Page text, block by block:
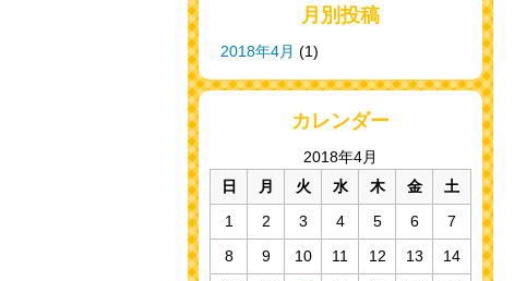
月別投稿
2018年4月 (1)
カレンダー
2018年4月
日
月 火 水 木 金
土
1
2 3 4 5 6
7
8
9 10 11 12 13
14